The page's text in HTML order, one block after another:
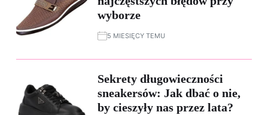
wyborze
5 MIESIĘCY TEMU
Sekrety długowieczności
sneakersów: Jak dbać o nie,
by cieszyły nas przez lata?